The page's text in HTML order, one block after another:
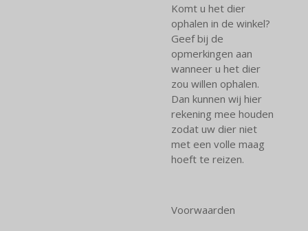
Komt u het dier
ophalen in de winkel?
Geef bij de
opmerkingen aan
wanneer u het dier
zou willen ophalen.
Dan kunnen wij hier
rekening mee houden
zodat uw dier niet
met een volle maag
hoeft te reizen.
Voorwaarden